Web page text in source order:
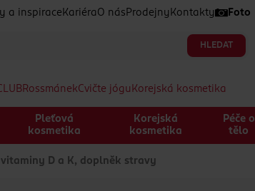
a inspirace Kariéra O nás Prodejny Kontakty Foto
HLEDAT
RossmánekCvičte jógu Korejská kosmetika
Pleťová
kosmetika
Korejská
kosmetika
Péče o
tělo
vitaminy D a K, doplněk stravy